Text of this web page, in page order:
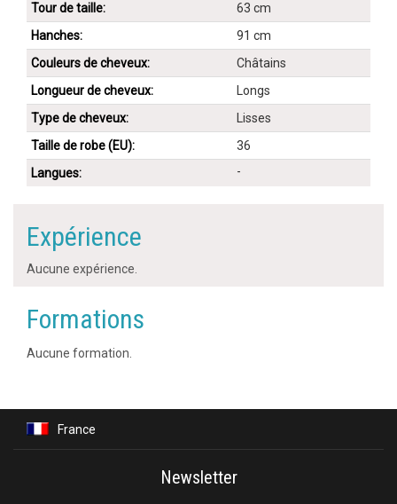
Tour de taille:
63 cm
Hanches:
91 cm
Couleurs de cheveux:
Châtains
Longueur de cheveux:
Longs
Type de cheveux:
Lisses
Taille de robe (EU):
36
Langues:
-
Expérience
Aucune expérience.
Formations
Aucune formation.
France
Newsletter